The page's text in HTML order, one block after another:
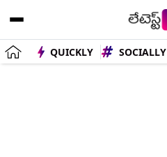
QUICKLY SOCIALLY